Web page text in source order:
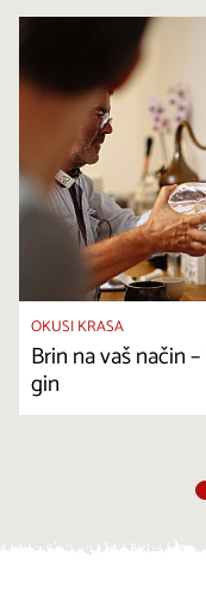
OKUSI KRASA
Brin na vaš način
gin